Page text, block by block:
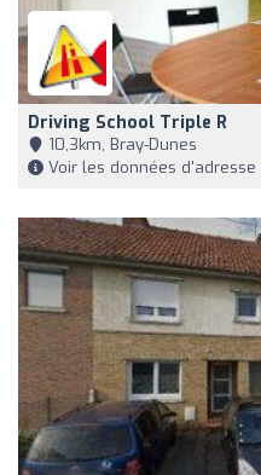
Driving School Triple R
10,3km, Bray-Dunes
Voir les données